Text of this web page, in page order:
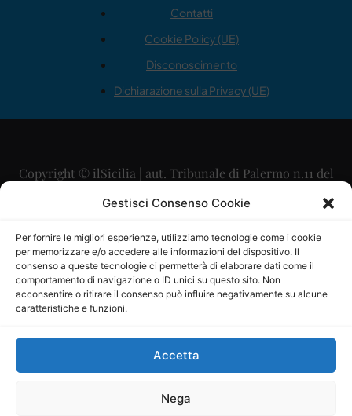
Gestisci Consenso Cookie
Per fornire le migliori esperienze, utilizziamo tecnologie come i cookie
per memorizzare e/o accedere alle informazioni del dispositivo. Il
consenso a queste tecnologie ci permetterà di elaborare dati come il
comportamento di navigazione o ID unici su questo sito. Non
acconsentire o ritirare il consenso può influire negativamente su alcune
caratteristiche e funzioni.
Accetta
Nega
Contatti
Cookie Policy (UE)
Disconoscimento
Dichiarazione sulla Privacy (UE)
Copyright © ilSicilia | aut. Tribunale di Palermo n.11 del
29/09/2015
Direttore Editoriale: Maurizio Scaglione
Direttore Responsabile: Maria Calabrese
P.IVA: 06334930820
Mercurio Comunicazione Società Cooperativa a r.l. è
iscritta al Registro degli Operatori di Comunicazione al